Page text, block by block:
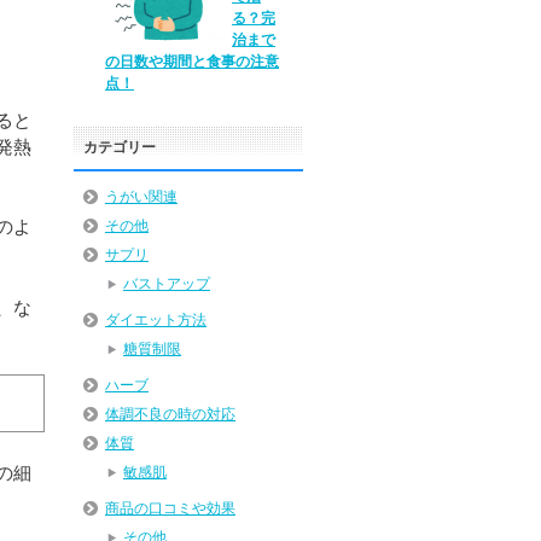
と
熱
よ
な
細
る？完
治まで
の日数や期間と食事の注意
点！
カテゴリー
うがい関連
その他
サプリ
バストアップ
ダイエット方法
糖質制限
ハーブ
体調不良の時の対応
体質
敏感肌
商品の口コミや効果